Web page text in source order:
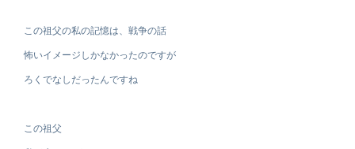
この祖父の私の記憶は、戦争の話
怖いイメージしかなかったのですが
ろくでなしだったんですね
この祖父